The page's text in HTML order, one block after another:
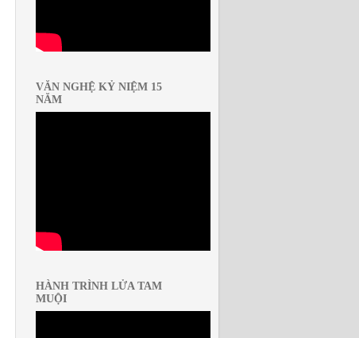
VĂN NGHỆ KỶ NIỆM 15
NĂM
HÀNH TRÌNH LỬA TAM
MUỘI